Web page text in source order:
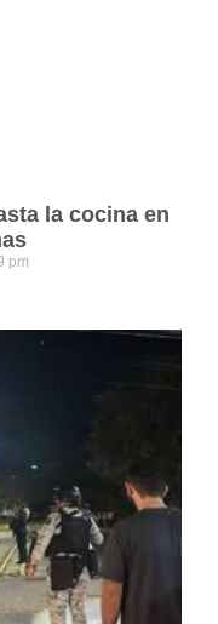
la cocina en
pm